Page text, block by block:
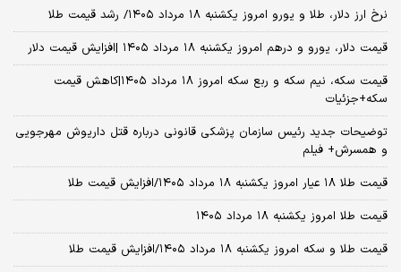
نرخ ارز دلار، طلا و یورو امروز یکشنبه ۱۸ مرداد ۱۴۰۵/ رشد قیمت طلا
قیمت دلار، یورو و درهم امروز یکشنبه ۱۸ مرداد ۱۴۰۵ |افزایش قیمت دلار
قیمت سکه، نیم سکه و ربع سکه امروز ۱۸ مرداد ۱۴۰۵|کاهش قیمت
سکه+جزئیات
توضیحات جدید رئیس سازمان پزشکی قانونی درباره قتل داریوش مهرجویی
و همسرش+ فیلم
قیمت طلا ۱۸ عیار امروز یکشنبه ۱۸ مرداد ۱۴۰۵/افزایش قیمت طلا
قیمت طلا امروز یکشنبه ۱۸ مرداد ۱۴۰۵
قیمت طلا و سکه امروز یکشنبه ۱۸ مرداد ۱۴۰۵/افزایش قیمت طلا